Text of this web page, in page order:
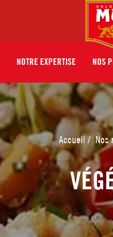
NOTRE EXPERTISE NOS
Accueil/ Nos